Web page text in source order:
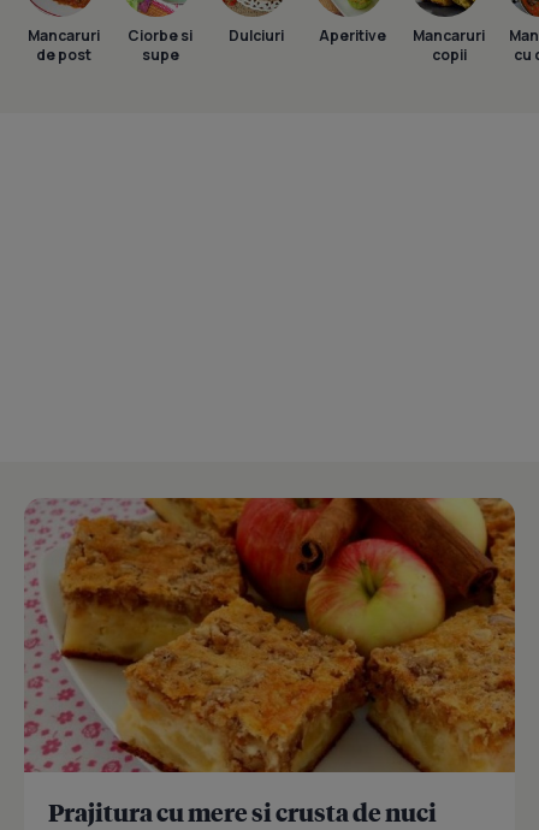
Mancaruri
de post
Ciorbe si
supe
Dulciuri Aperitive
Mancaruri
copii
cu
Prajitura cu mere si crusta de nuci